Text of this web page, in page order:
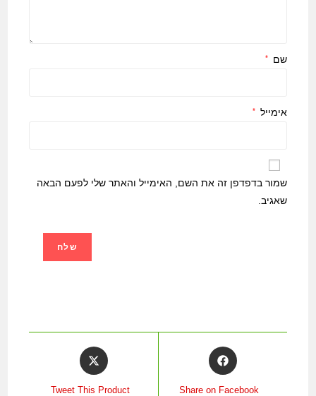
שם *
אימייל *
שמור בדפדפן זה את השם, האימייל והאתר שלי לפעם הבאה
שאגיב.
Share on Facebook
Tweet This Product